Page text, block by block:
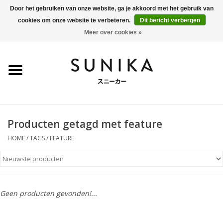
0 Artikelen - €0,00
SALE
Heren
Producten getagd met feature
HOME/TAGS/ FEATURE
Geen producten gevonden!...
Door het gebruiken van onze website, ga je akkoord met het gebruik van
cookies om onze website te verbeteren.
Dit bericht verbergen
Meer over cookies »